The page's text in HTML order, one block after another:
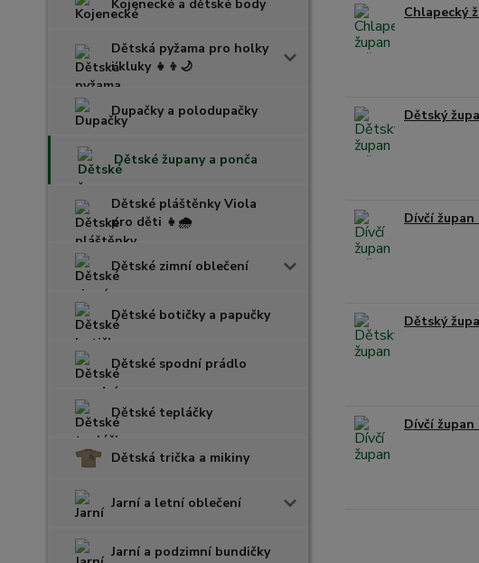
Kojenecké a dětské body
Dětská pyžama pro holky
i kluky 👧👦🌙
Dupačky a polodupačky
Dětské župany a ponča
Dětské pláštěnky Viola
pro děti 👧🌧️
Dětské zimní oblečení
Dětské botičky a papučky
Dětské spodní prádlo
Dětské tepláčky
Dětská trička a mikiny
Jarní a letní oblečení
Jarní a podzimní bundičky
Chlapecký
Dětský
Dívčí
Dětský
Dívčí